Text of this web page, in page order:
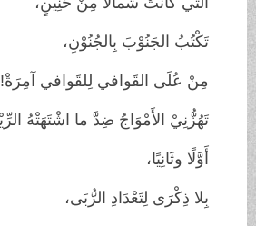
تَكْتُبُ الجَنُوْبَ بِالجُنُوْنِ،
مِنْ عُلَى القَوافي لِلقَوافي آمِرَةْ!
تَهُزُّنِيْ الأَمْوَاجُ ضِدَّ ما اشْتَهَتْهُ الرِّيْحُ،
أَوَّلًا وثَانِيًا،
بِلا ذِكْرَى لِتَعْدَادِ الرُّبَى،